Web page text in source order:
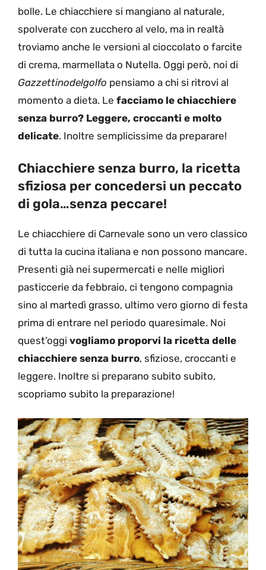
bolle. Le chiacchiere si mangiano al naturale,
spolverate con zucchero al velo, ma in realtà
troviamo anche le versioni al cioccolato o farcite
di crema, marmellata o Nutella. Oggi però, noi di
Gazzettinodelgolfo pensiamo a chi si ritrovi al
momento a dieta. Le facciamo le chiacchiere
senza burro? Leggere, croccanti e molto
delicate. Inoltre semplicissime da preparare!
Chiacchiere senza burro, la ricetta
sfiziosa per concedersi un peccato
di gola…senza peccare!
Le chiacchiere di Carnevale sono un vero classico
di tutta la cucina italiana e non possono mancare.
Presenti già nei supermercati e nelle migliori
pasticcerie da febbraio, ci tengono compagnia
sino al martedì grasso, ultimo vero giorno di festa
prima di entrare nel periodo quaresimale. Noi
quest’oggi vogliamo proporvi la ricetta delle
chiacchiere senza burro, sfiziose, croccanti e
leggere. Inoltre si preparano subito subito,
scopriamo subito la preparazione!